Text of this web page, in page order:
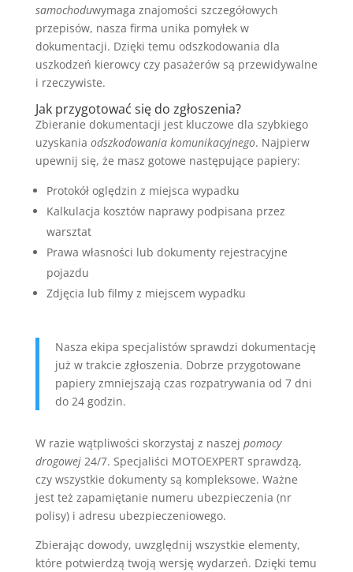
samochoduwymaga znajomości szczegółowych
przepisów, nasza firma unika pomyłek w
dokumentacji. Dzięki temu odszkodowania dla
uszkodzeń kierowcy czy pasażerów są przewidywalne
i rzeczywiste.
Jak przygotować się do zgłoszenia?
Zbieranie dokumentacji jest kluczowe dla szybkiego
uzyskania odszkodowania komunikacyjnego. Najpierw
upewnij się, że masz gotowe następujące papiery:
Protokół oględzin z miejsca wypadku
Kalkulacja kosztów naprawy podpisana przez
warsztat
Prawa własności lub dokumenty rejestracyjne
pojazdu
Zdjęcia lub filmy z miejscem wypadku
Nasza ekipa specjalistów sprawdzi dokumentację
już w trakcie zgłoszenia. Dobrze przygotowane
papiery zmniejszają czas rozpatrywania od 7 dni
do 24 godzin.
W razie wątpliwości skorzystaj z naszej pomocy
drogowej24/7. Specjaliści MOTOEXPERT sprawdzą,
czy wszystkie dokumenty są kompleksowe. Ważne
jest też zapamiętanie numeru ubezpieczenia (nr
polisy) i adresu ubezpieczeniowego.
Zbierając dowody, uwzględnij wszystkie elementy,
które potwierdzą twoją wersję wydarzeń. Dzięki temu